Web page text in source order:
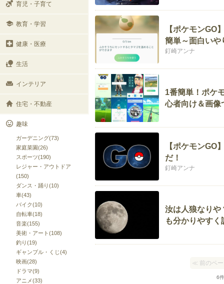
育児・子育て
教育・学習
健康・医療
生活
インテリア
住宅・不動産
趣味
ガーデニング(73)
家庭菜園(26)
スポーツ(190)
レジャー・アウトドア
(150)
ダンス・踊り(10)
車(43)
バイク(10)
自転車(18)
音楽(155)
美術・アート(108)
釣り(19)
ギャンブル・くじ(4)
映画(28)
ドラマ(9)
アニメ(33)
【ポケモンGO
簡単～面白いや
釘崎アンナ
1番簡単！ポケ
心者向け＆画像
【ポケモンGO
だ！
釘崎アンナ
汝は人狼なりや
も分かりやすく
≪ 前のペ
6